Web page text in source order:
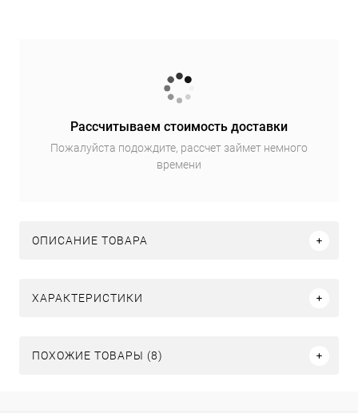
Рассчитываем стоимость доставки
Пожалуйста подождите, рассчет займет немного
времени
ОПИСАНИЕ ТОВАРА
ХАРАКТЕРИСТИКИ
ПОХОЖИЕ ТОВАРЫ (8)